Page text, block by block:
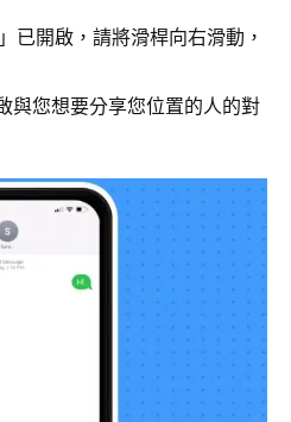
已開啟，請將滑桿向右滑動，
與您想要分享您位置的人的對